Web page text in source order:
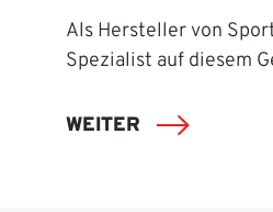
Als Hersteller von
Spezialist auf diesem
WEITER